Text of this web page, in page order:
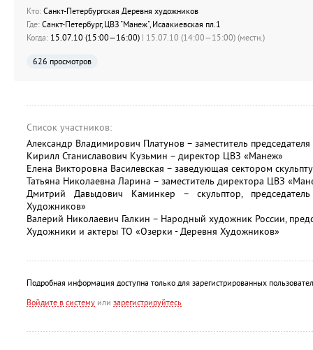
Кто: Санкт-Петербургская Деревня художников
Где: Санкт-Петербург, ЦВЗ "Манеж", Исаакиевская пл.1
Когда: 15.07.10 (15:00—16:00) | 15.07.10 (14:00—15:00) (местн.)
626 просмотров
Список участников:
Александр Владимирович Платунов – заместитель
Кирилл Станиславович Кузьмин – директор ЦВЗ «Манеж»
Елена Викторовна Василевская – заведующая сектором
Татьяна Николаевна Ларина – заместитель директора ЦВЗ
Дмитрий Давыдович Каминкер – скульптор,
Художников»
Валерий Николаевич Галкин – Народный художник России,
Художники и актеры ТО «Озерки - Деревня Художников»
Подробная информация доступна только для зарегистрированных
Войдите в систему или зарегистрируйтесь